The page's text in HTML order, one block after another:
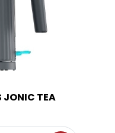
JONIC TEA